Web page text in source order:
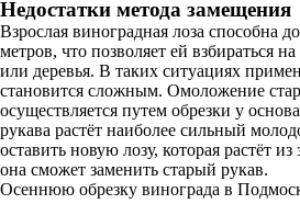
Недостатки метода замещения
Взрослая виноградная лоза способна
метров, что позволяет ей взбираться
или деревья. В таких ситуациях
становится сложным. Омоложение
осуществляется путем обрезки у
рукава растёт наиболее сильный
оставить новую лозу, которая растёт
она сможет заменить старый рукав.
Осеннюю обрезку винограда в